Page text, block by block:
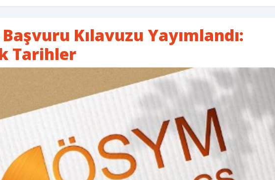
Başvuru Kılavuzu Yayımlandı:
Tarihler